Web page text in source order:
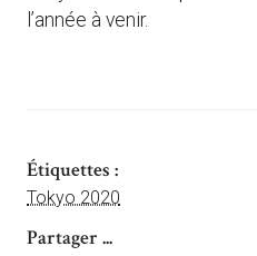
l’année à venir.
Étiquettes :
Tokyo 2020
Partager ...